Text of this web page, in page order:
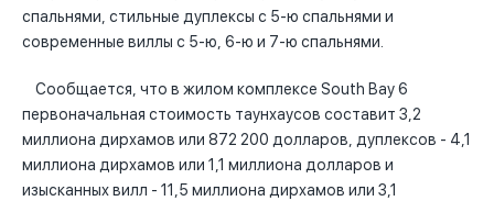
спальнями, стильные дуплексы с 5-ю спальнями и
современные виллы с 5-ю, 6-ю и 7-ю спальнями.
Сообщается, что в жилом комплексе South Bay 6
первоначальная стоимость таунхаусов составит 3,2
миллиона дирхамов или 872 200 долларов, дуплексов - 4,1
миллиона дирхамов или 1,1 миллиона долларов и
изысканных вилл - 11,5 миллиона дирхамов или 3,1